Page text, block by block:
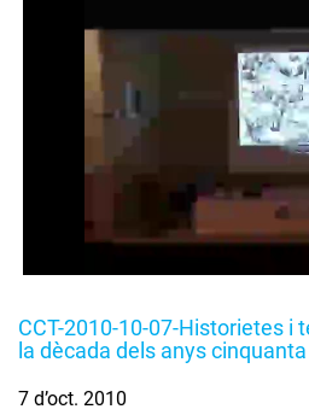
CCT-2010-10-07-Historietes i
la dècada dels anys cinquanta
7 d’oct. 2010